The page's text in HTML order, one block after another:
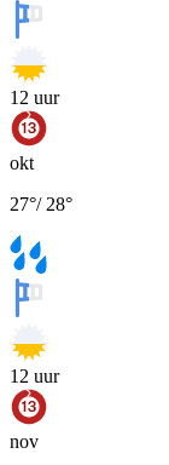
12 uur
okt
27°/ 28°
12 uur
nov